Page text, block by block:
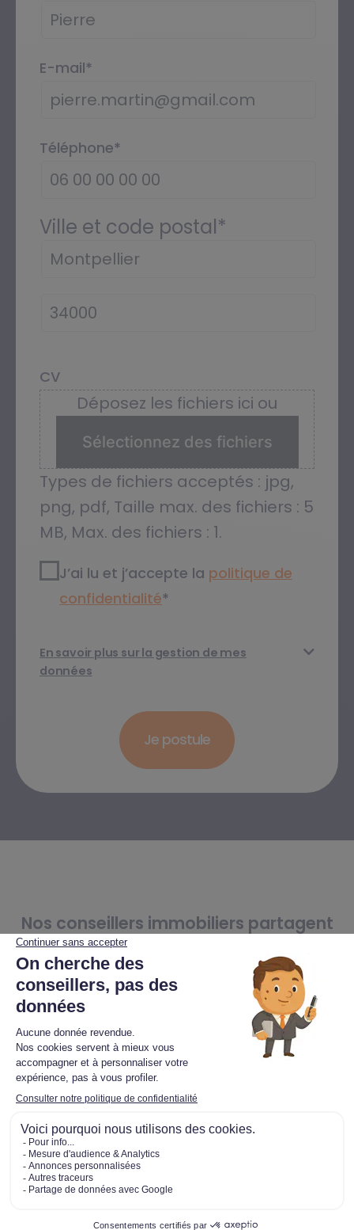
E-mail*
Téléphone*
Ville et code postal*
CV
Déposez les fichiers ici ou
Sélectionnez des fichiers
Types de fichiers acceptés : jpg,
png, pdf, Taille max. des fichiers : 5
MB, Max. des fichiers : 1.
RGPD2 *
J’ai lu et j’accepte la politique de
confidentialité​*
En savoir plus sur la gestion de mes
données
Nos conseillers immobiliers partagent
leur expérience